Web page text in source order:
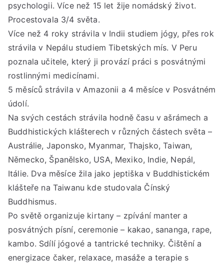
psychologii. Více než 15 let žije nomádský život.
Procestovala 3/4 světa.
Více než 4 roky strávila v Indii studiem jógy, přes rok
strávila v Nepálu studiem Tibetských mís. V Peru
poznala učitele, který ji provází práci s posvátnými
rostlinnými medicínami.
5 měsíců strávila v Amazonii a 4 měsíce v Posvátném
údolí.
Na svých cestách strávila hodně času v ašrámech a
Buddhistických klášterech v různých částech světa –
Austrálie, Japonsko, Myanmar, Thajsko, Taiwan,
Německo, Španělsko, USA, Mexiko, Indie, Nepál,
Itálie. Dva měsíce žila jako jeptiška v Buddhistickém
klášteře na Taiwanu kde studovala Čínský
Buddhismus.
Po světě organizuje kirtany – zpívání manter a
posvátných písní, ceremonie – kakao, sananga, rape,
kambo. Sdílí jógové a tantrické techniky. Čištění a
energizace čaker, relaxace, masáže a terapie s